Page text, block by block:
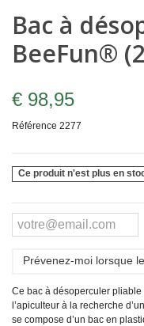
Bac à
BeeFun®
€ 98,95
Référence 2277
Ce produit n'est plus en
Prévenez-moi lorsque
Ce bac à désoperculer
l’apiculteur à la recherche
se compose d’un bac en